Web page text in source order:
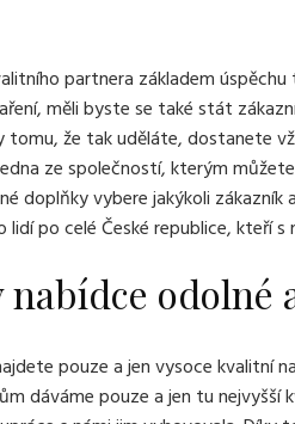
partnera základem
měli byste se také stát
tomu, že tak uděláte, dostanete
ze společností, kterým
doplňky vybere jakýkoli
po celé České republice, kteří
nabídce
pouze a jen vysoce kvalitní
dáváme pouze a jen tu